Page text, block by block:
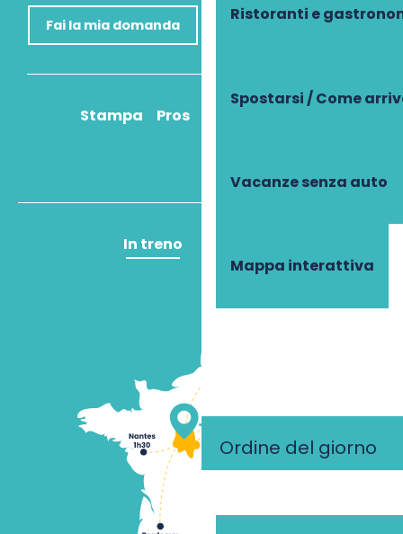
Ristoranti e
Spostarsi / Come
Vacanze senza auto
Mappa interattiva
Ordine del giorno
Fai la mia domanda
Stampa Pros
In treno